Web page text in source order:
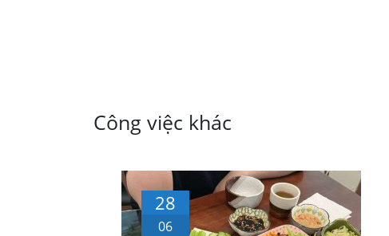
Công việc khác
28
06